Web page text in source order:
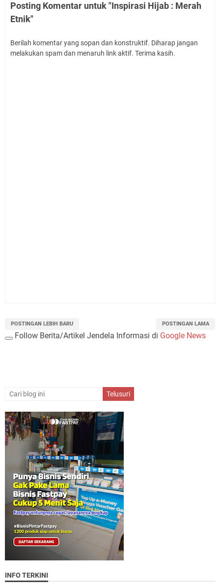
Posting Komentar untuk "Inspirasi Hijab : Merah
Etnik"
Berilah komentar yang sopan dan konstruktif. Diharap jangan
melakukan spam dan menaruh link aktif. Terima kasih.
POSTINGAN LEBIH BARU POSTINGAN LAMA
Follow Berita/Artikel Jendela Informasi di Google News
INFO TERKINI